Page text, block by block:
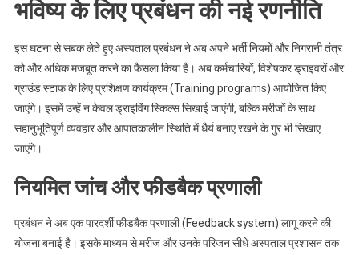
भविष्य के लिए प्रबंधन की नई रणनीति
इस घटना से सबक लेते हुए अस्पताल प्रबंधन ने अब अपने भर्ती नियमों और निगरानी तंत्र
को और अधिक मजबूत करने का फैसला किया है। अब कर्मचारियों, विशेषकर ड्राइवरों और
ग्राउंड स्टाफ के लिए प्रशिक्षण कार्यक्रम (Training programs) आयोजित किए
जाएंगे। इसमें उन्हें न केवल ड्राइविंग स्किल्स सिखाई जाएंगी, बल्कि मरीजों के साथ
सहानुभूतिपूर्ण व्यवहार और आपातकालीन स्थिति में धैर्य बनाए रखने के गुर भी सिखाए
जाएंगे।
नियमित जांच और फीडबैक प्रणाली
प्रबंधन ने अब एक पारदर्शी फीडबैक प्रणाली (Feedback system) लागू करने की
योजना बनाई है। इसके माध्यम से मरीज और उनके परिजन सीधे अस्पताल प्रशासन तक